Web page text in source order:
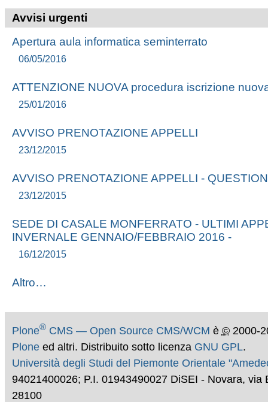
Avvisi urgenti
Apertura aula informatica seminterrato
06/05/2016
ATTENZIONE NUOVA procedura iscrizione
25/01/2016
AVVISO PRENOTAZIONE APPELLI
23/12/2015
AVVISO PRENOTAZIONE APPELLI -
23/12/2015
SEDE DI CASALE MONFERRATO - ULTIMI
INVERNALE GENNAIO/FEBBRAIO 2016 -
16/12/2015
Altro…
Plone®CMS — Open Source CMS/WCM è ©2000-
Ploneed altri. Distribuito sotto licenza GNU GPL.
Università degli Studi del Piemonte Orientale
94021400026; P.I. 01943490027 DiSEI - Novara, via
28100